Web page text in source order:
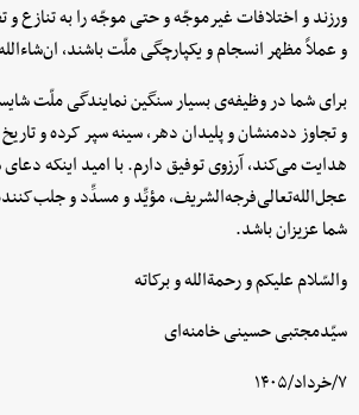
ورزند و اختلافات غیرموجّه و حتی موجّه را به تنازع و
و عملاً مظهر انسجام و یکپارچگی ملّت باشند،
برای شما در وظیفه‌ی بسیار سنگین نمایندگی ملّت
و تجاوز ددمنشان و پلیدان دهر، سینه سپر کرده و
هدایت می‌کند، آرزوی توفیق دارم. با امید اینکه
عجل‌الله‌تعالی‌فرجه‌الشریف، مؤیِّد و مسدِّد و
شما عزیزان باشد.
والسّلام‌ علیکم و رحمةالله و برکاته
سیّدمجتبی حسینی خامنه‌ای
۷/خرداد/۱۴۰۵